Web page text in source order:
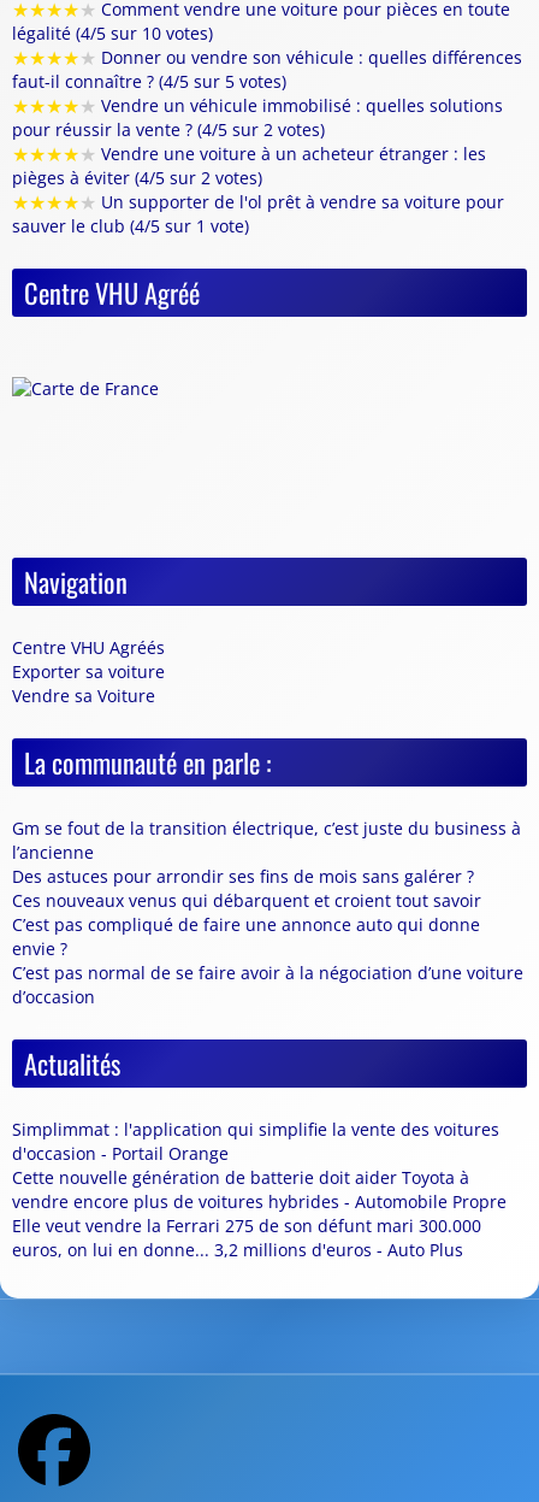
★★★★★ Comment vendre une voiture pour pièces en toute
légalité (4/5 sur 10 votes)
★★★★★ Donner ou vendre son véhicule : quelles différences
faut-il connaître ? (4/5 sur 5 votes)
★★★★★ Vendre un véhicule immobilisé : quelles solutions
pour réussir la vente ? (4/5 sur 2 votes)
★★★★★ Vendre une voiture à un acheteur étranger : les
pièges à éviter (4/5 sur 2 votes)
★★★★★ Un supporter de l'ol prêt à vendre sa voiture pour
sauver le club (4/5 sur 1 vote)
Centre VHU Agréé
Navigation
Centre VHU Agréés
Exporter sa voiture
Vendre sa Voiture
La communauté en parle :
Gm se fout de la transition électrique, c’est juste du business à
l’ancienne
Des astuces pour arrondir ses fins de mois sans galérer ?
Ces nouveaux venus qui débarquent et croient tout savoir
C’est pas compliqué de faire une annonce auto qui donne
envie ?
C’est pas normal de se faire avoir à la négociation d’une voiture
d’occasion
Actualités
Simplimmat : l'application qui simplifie la vente des voitures
d'occasion - Portail Orange
Cette nouvelle génération de batterie doit aider Toyota à
vendre encore plus de voitures hybrides - Automobile Propre
Elle veut vendre la Ferrari 275 de son défunt mari 300.000
euros, on lui en donne... 3,2 millions d'euros - Auto Plus